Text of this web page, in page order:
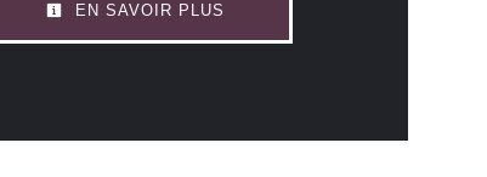
EN SAVOIR PLUS